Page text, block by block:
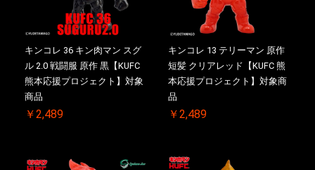
キンコレ 36 キン肉マン スグ
ル 2.0 戦闘服 原作 黒【KUFC
熊本応援プロジェクト】対象
商品
￥2,489
キンコレ 13 テリーマン 原作
短髪 クリアレッド【KUFC 熊
本応援プロジェクト】対象商
品
￥2,489